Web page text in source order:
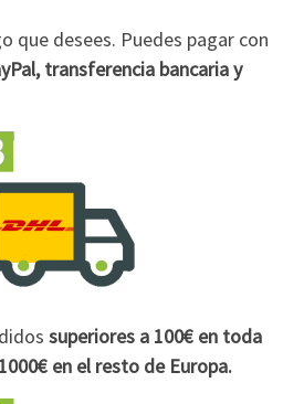
que desees. Puedes pagar con
transferencia bancaria y
superiores a 100€ en toda
1000€ en el resto de Europa.